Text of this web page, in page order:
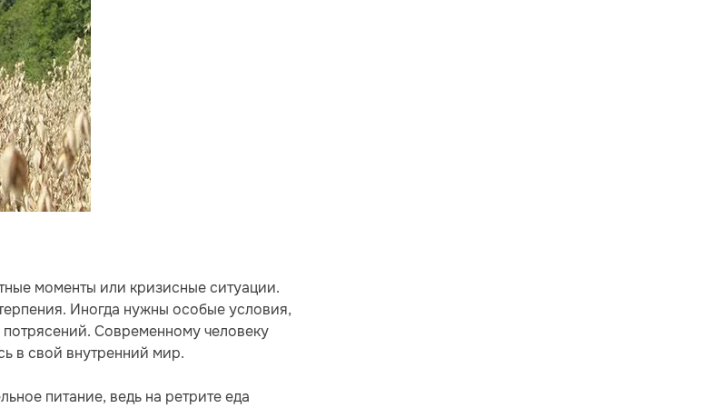
моменты или кризисные ситуации.
Иногда нужны особые условия,
Современному человеку
в свой внутренний мир.
питание, ведь на ретрите еда